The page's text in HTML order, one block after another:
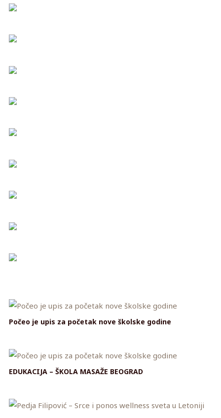
Počeo je upis za početak nove školske godine
EDUKACIJA – ŠKOLA MASAŽE BEOGRAD